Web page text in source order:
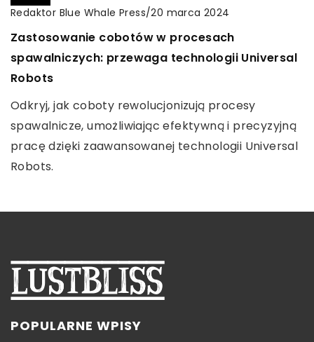
kajakarstwem?
Odkryj świat kajakarstwa od podstaw. Przydatne
wodnej przygody, odpowiedniego sprzętu i
niezbędnych umiejętności.
Redaktor Blue Whale Press/20 marca 2024
Zastosowanie cobotów w procesach
spawalniczych: przewaga technologii Universal
Robots
Odkryj, jak coboty rewolucjonizują procesy
spawalnicze, umożliwiając efektywną i precyzyjną
pracę dzięki zaawansowanej technologii Universal
Robots.
Porę Roku?
Dowiedz się, jak dobrać odpowiednie lane
roku, uwzględniając różne składniki zapachowe i
indywidualne preferencje.
POPULARNE WPISY